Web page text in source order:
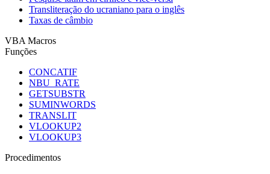
Transliteração do ucraniano para o inglês
Taxas de câmbio
VBA Macros
Funções
CONCATIF
NBU_RATE
GETSUBSTR
SUMINWORDS
TRANSLIT
VLOOKUP2
VLOOKUP3
Procedimentos